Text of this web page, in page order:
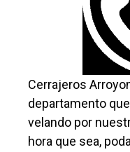
Cerrajeros
departamento
velando por
hora que sea,